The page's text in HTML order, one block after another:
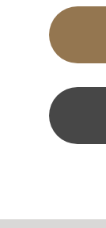
본 사이트
내는 '쿠키
귀하의 컴
등)로 전송
에 있는 쿠
컴퓨터에서
서비스를 제
쿠키는 귀
도록 하거나,